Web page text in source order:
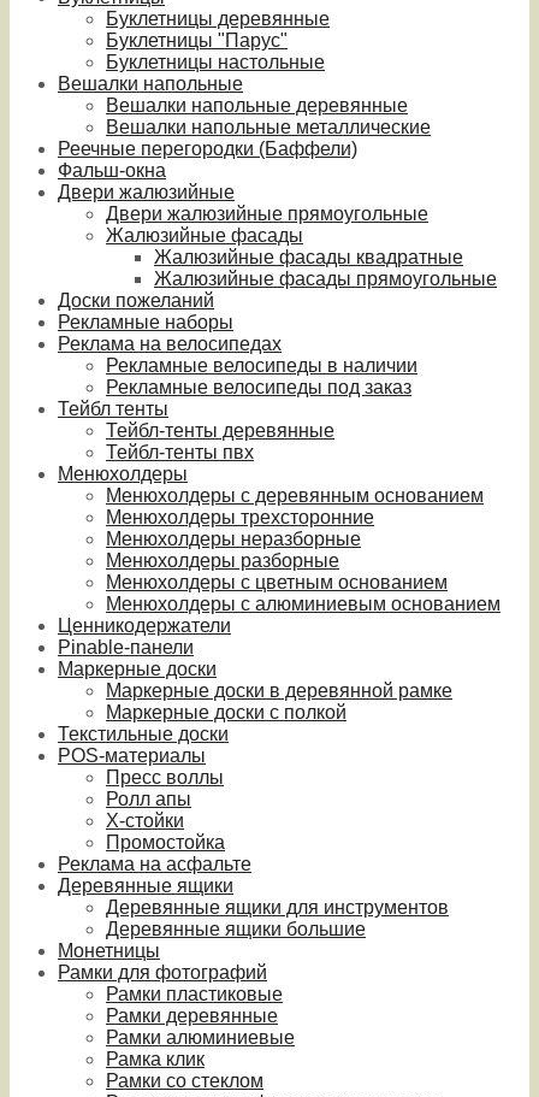
Буклетницы деревянные
Буклетницы "Парус"
Буклетницы настольные
Вешалки напольные
Вешалки напольные деревянные
Вешалки напольные металлические
Реечные перегородки (Баффели)
Фальш-окна
Двери жалюзийные
Двери жалюзийные прямоугольные
Жалюзийные фасады
Жалюзийные фасады квадратные
Жалюзийные фасады прямоугольные
Доски пожеланий
Рекламные наборы
Реклама на велосипедах
Рекламные велосипеды в наличии
Рекламные велосипеды под заказ
Тейбл тенты
Тейбл-тенты деревянные
Тейбл-тенты пвх
Менюхолдеры
Менюхолдеры с деревянным основанием
Менюхолдеры трехсторонние
Менюхолдеры неразборные
Менюхолдеры разборные
Менюхолдеры с цветным основанием
Менюхолдеры с алюминиевым основанием
Ценникодержатели
Pinable-панели
Маркерные доски
Маркерные доски в деревянной рамке
Маркерные доски с полкой
Текстильные доски
POS-материалы
Пресс воллы
Ролл апы
Х-стойки
Промостойка
Реклама на асфальте
Деревянные ящики
Деревянные ящики для инструментов
Деревянные ящики большие
Монетницы
Рамки для фотографий
Рамки пластиковые
Рамки деревянные
Рамки алюминиевые
Рамка клик
Рамки со стеклом